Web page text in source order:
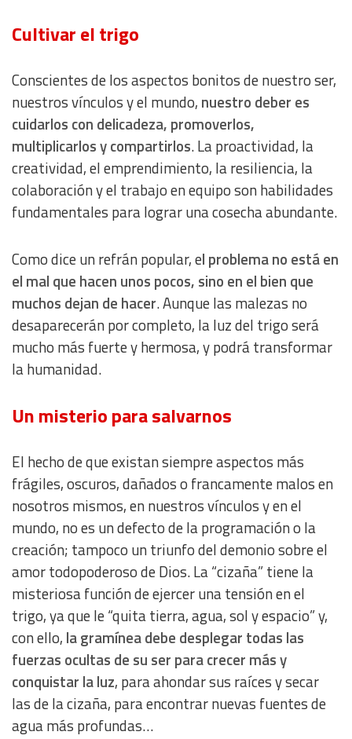
Cultivar el trigo
Conscientes de los aspectos bonitos de nuestro ser,
nuestros vínculos y el mundo, nuestro deber es
cuidarlos con delicadeza, promoverlos,
multiplicarlos y compartirlos. La proactividad, la
creatividad, el emprendimiento, la resiliencia, la
colaboración y el trabajo en equipo son habilidades
fundamentales para lograr una cosecha abundante.
Como dice un refrán popular, el problema no está en
el mal que hacen unos pocos, sino en el bien que
muchos dejan de hacer. Aunque las malezas no
desaparecerán por completo, la luz del trigo será
mucho más fuerte y hermosa, y podrá transformar
la humanidad.
Un misterio para salvarnos
El hecho de que existan siempre aspectos más
frágiles, oscuros, dañados o francamente malos en
nosotros mismos, en nuestros vínculos y en el
mundo, no es un defecto de la programación o la
creación; tampoco un triunfo del demonio sobre el
amor todopoderoso de Dios. La “cizaña” tiene la
misteriosa función de ejercer una tensión en el
trigo, ya que le “quita tierra, agua, sol y espacio” y,
con ello, la gramínea debe desplegar todas las
fuerzas ocultas de su ser para crecer más y
conquistar la luz, para ahondar sus raíces y secar
las de la cizaña, para encontrar nuevas fuentes de
agua más profundas…
Use limited data to select content
IAB Special Features:
Use precise geolocation data
Identify devices based on information actively requested
Non-IAB processing purposes:
Essential
Analytical
Functional
Advertising